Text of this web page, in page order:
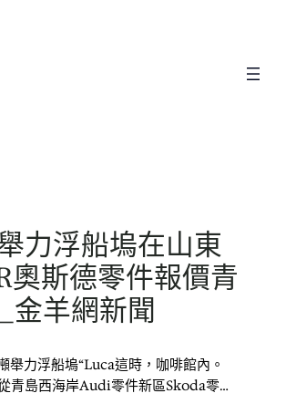
力浮船塢在山東
奧斯德零件報價青
金羊網新聞
舉力浮船塢“Luca這時，咖啡館內。
青島西海岸Audi零件新區Skoda零…